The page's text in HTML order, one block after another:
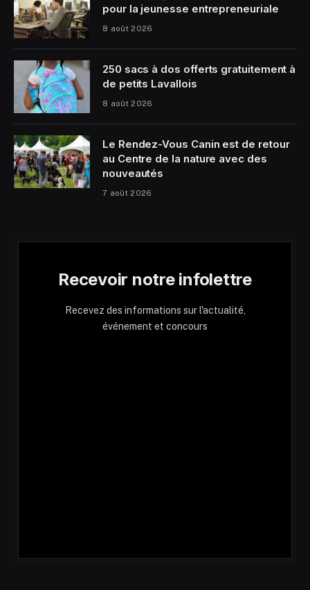
pour la jeunesse entrepreneuriale
8 août 2026
250 sacs à dos offerts gratuitement à
de petits Lavallois
8 août 2026
Le Rendez-Vous Canin est de retour
au Centre de la nature avec des
nouveautés
7 août 2026
Recevoir notre infolettre
Recevez des informations sur l'actualité,
événement et concours